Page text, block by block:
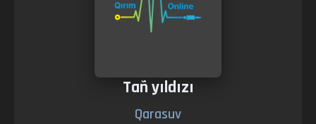
Tañ yıldızı
Qarasuv